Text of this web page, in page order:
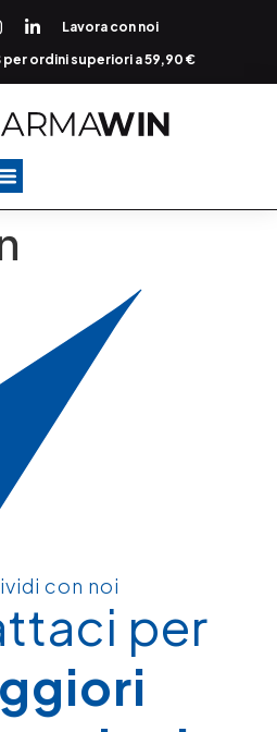
Lavora con noi
per ordini superiori a 59,90 €
con noi
per